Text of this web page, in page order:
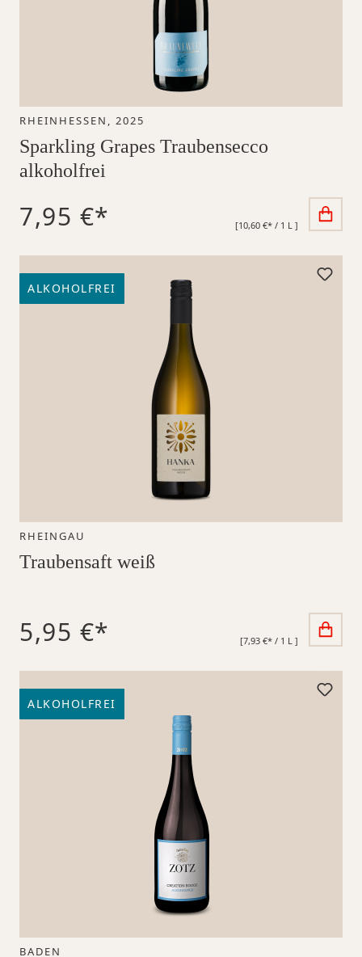
RHEINHESSEN, 2025
Sparkling Grapes Traubensecco
alkoholfrei
7,95 €* [10,60 €* / 1 L ]
ALKOHOLFREI
RHEINGAU
Traubensaft weiß
5,95 €* [7,93 €* / 1 L ]
ALKOHOLFREI
BADEN